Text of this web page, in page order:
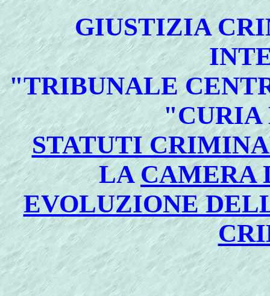
GIUSTIZIA
"TRIBUNALE
"CURIA
STATUTI
LACAMERA
EVOLUZIONE